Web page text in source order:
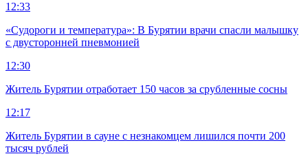
12:33
«Судороги и температура»: В Бурятии врачи спасли малышку
с двусторонней пневмонией
12:30
Житель Бурятии отработает 150 часов за срубленные сосны
12:17
Житель Бурятии в сауне с незнакомцем лишился почти 200
тысяч рублей